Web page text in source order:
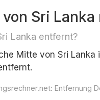
Sri
Lanka entfernt?
Mitte von Sri Lanka
Entfernung